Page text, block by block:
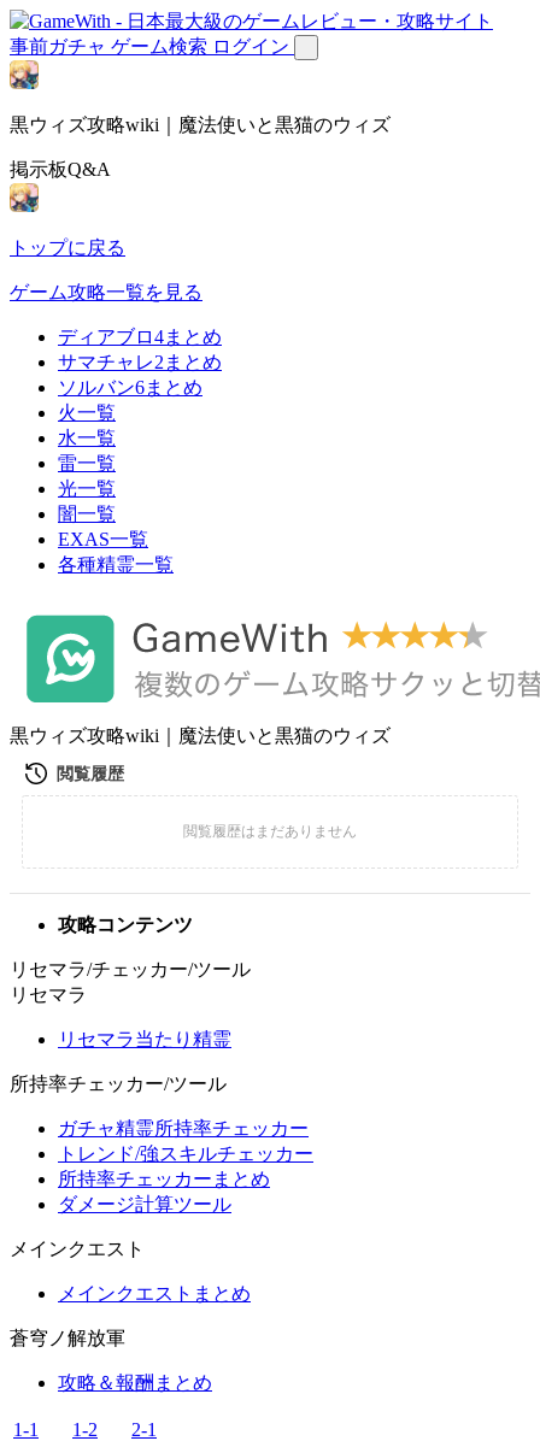
事前ガチャ ゲーム検索 ログイン
黒ウィズ攻略wiki｜魔法使いと黒猫のウィズ
掲示板Q&A
トップに戻る
ゲーム攻略一覧を見る
ディアブロ4まとめ
サマチャレ2まとめ
ソルバン6まとめ
火一覧
水一覧
雷一覧
光一覧
闇一覧
EXAS一覧
各種精霊一覧
黒ウィズ攻略wiki｜魔法使いと黒猫のウィズ
攻略コンテンツ
リセマラ/チェッカー/ツール
リセマラ
リセマラ当たり精霊
所持率チェッカー/ツール
ガチャ精霊所持率チェッカー
トレンド/強スキルチェッカー
所持率チェッカーまとめ
ダメージ計算ツール
メインクエスト
メインクエストまとめ
蒼穹ノ解放軍
攻略＆報酬まとめ
1-1 1-2
2-1